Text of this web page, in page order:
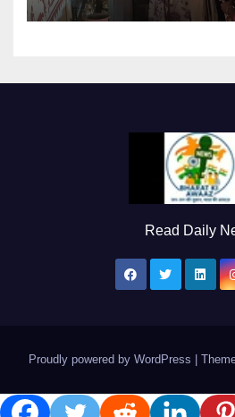
Read Daily
Proudly powered by WordPress